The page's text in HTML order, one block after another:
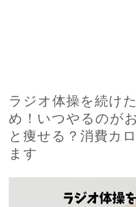
ラジオ体操を続け
め！いつやるのが
と痩せる？消費カ
ます